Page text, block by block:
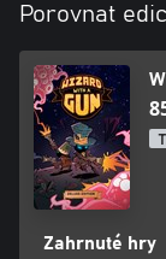
affect enemies and
your foes while
disaster!
Porovnat
Zahrnuté hry